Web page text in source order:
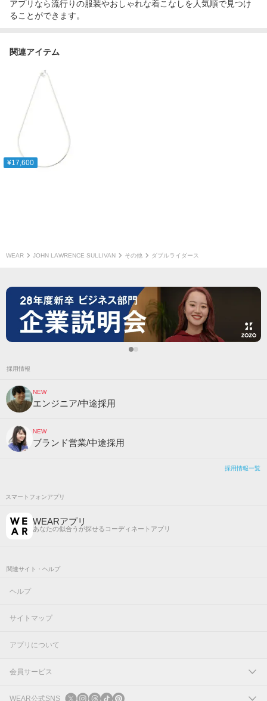
アプリなら流行りの服装やおしゃれな着こなしを人気順で見つけ
ることができます。
関連アイテム
¥17,600
WEAR JOHN LAWRENCE SULLIVAN その他 ダブルライダース
採用情報
NEW
エンジニア/中途採用
NEW
ブランド営業/中途採用
採用情報一覧
スマートフォンアプリ
WEARアプリ
あなたの似合うが探せるコーディネートアプリ
関連サイト・ヘルプ
ヘルプ
サイトマップ
アプリについて
会員サービス
ログイン
WEAR公式SNS